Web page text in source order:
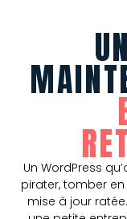
Un WordPress
pirater, tomber
mise à jour